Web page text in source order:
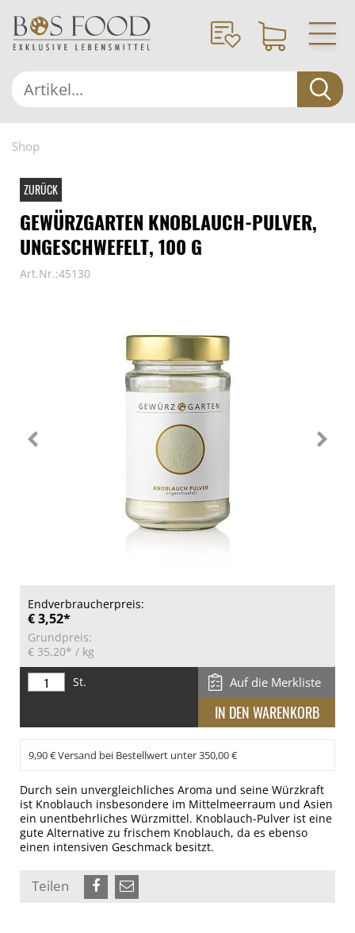
Shop
ZURÜCK
GEWÜRZGARTEN KNOBLAUCH-PULVER,
UNGESCHWEFELT, 100 G
Art.Nr.:45130
Endverbraucherpreis:
€ 3,52*
Grundpreis:
€ 35,20* / kg
St.
Auf die Merkliste
9,90 € Versand bei Bestellwert unter 350,00 €
Durch sein unvergleichliches Aroma und seine Würzkraft
ist Knoblauch insbesondere im Mittelmeerraum und Asien
ein unentbehrliches Würzmittel. Knoblauch-Pulver ist eine
gute Alternative zu frischem Knoblauch, da es ebenso
einen intensiven Geschmack besitzt.
Teilen